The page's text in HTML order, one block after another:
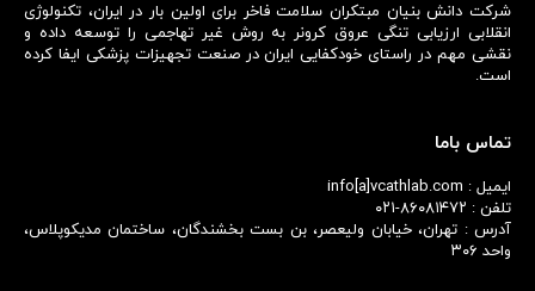
شرکت دانش بنیان مبتکران سلامت فاخر برای اولین بار در ایران، تکنولوژی
انقلابی ارزیابی تنگی عروق کرونر به روش غیر تهاجمی را توسعه داده و
نقشی مهم در راستای خودکفایی ایران در صنعت تجهیزات پزشکی ایفا کرده
است.
تماس باما
ایمیل : info[a]vcathlab.com
تلفن : ۸۶۰۸۱۴۷۲-۰۲۱
آدرس : تهران، خیابان ولیعصر، بن بست بخشندگان، ساختمان مدیکوپلاس،
واحد ۳۰۶